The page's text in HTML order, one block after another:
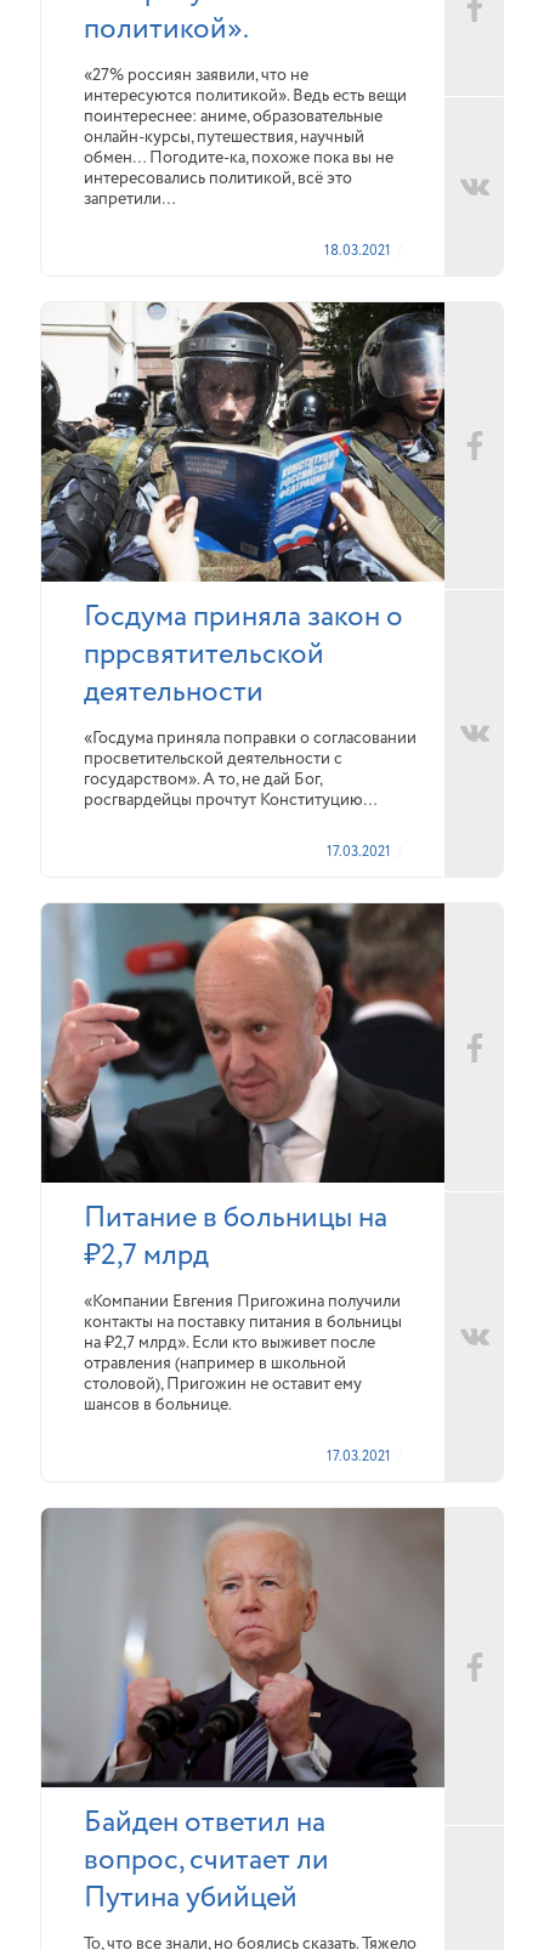
политикой».
«27% россиян заявили, что не
интересуются политикой». Ведь есть вещи
поинтереснее: аниме, образовательные
онлайн-курсы, путешествия, научный
обмен… Погодите-ка, похоже пока вы не
интересовались политикой, всё это
запретили…
18.03.2021
Госдума приняла закон о
пррсвятительской
деятельности
«Госдума приняла поправки о согласовании
просветительской деятельности с
государством». А то, не дай Бог,
росгвардейцы прочтут Конституцию…
17.03.2021
Питание в больницы на
₽2,7 млрд
«Компании Евгения Пригожина получили
контакты на поставку питания в больницы
на ₽2,7 млрд». Если кто выживет после
отравления (например в школьной
столовой), Пригожин не оставит ему
шансов в больнице.
17.03.2021
Байден ответил на
вопрос, считает ли
Путина убийцей
То, что все знали, но боялись сказать. Тяжело